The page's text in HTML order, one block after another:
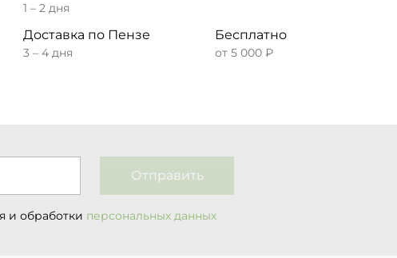
1 – 2 дня
Доставка по Пензе
3 – 4 дня
Бесплатно
от 5 000 ₽
Отправить
и обработки персональных данных